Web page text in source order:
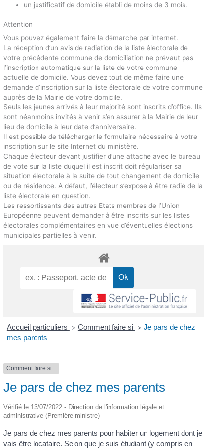
un justificatif de domicile établi de moins de 3 mois.
Attention
Vous pouvez également faire la démarche par internet.
La réception d’un avis de radiation de la liste électorale de
votre précédente commune de domiciliation ne prévaut pas
l’inscription automatique sur la liste de votre commune
actuelle de domicile. Vous devez tout de même faire une
demande d’inscription sur la liste électorale de votre commune
auprès de la Mairie de votre domicile.
Seuls les jeunes arrivés à leur majorité sont inscrits d’office. Ils
sont néanmoins invités à venir s’en assurer à la Mairie de leur
lieu de domicile à leur date d’anniversaire.
Il est possible de télécharger le formulaire nécessaire à votre
inscription sur le site Internet du ministère.
Chaque électeur devant justifier d’une attache avec le bureau
de vote sur la liste duquel il est inscrit doit régulariser sa
situation électorale à la suite de tout changement de domicile
ou de résidence. A défaut, l’électeur s’expose à être radié de la
liste électorale en question.
Les ressortissants des autres Etats membres de l’Union
Européenne peuvent demander à être inscrits sur les listes
électorales complémentaires en vue d’éventuelles élections
municipales partielles à venir.
Accueil particuliers > Comment faire si > Je pars de chez
mes parents
Comment faire si...
Je pars de chez mes parents
Vérifié le 13/07/2022 - Direction de l'information légale et
administrative (Première ministre)
Je pars de chez mes parents pour habiter un logement dont je
vais être locataire. Selon que je suis étudiant (y compris en